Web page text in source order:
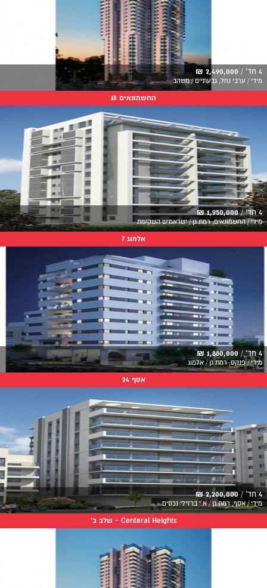
4 חד' / 2,490,000 ₪
מידי / ערבי נחל, גבעתיים / משהב
החשמונאים 18
4 חד' / 1,950,000 ₪
מידי / החשמונאים, רמת גן / ישראמיש השקעות
אלמוג 7
4 חד' / 1,880,000 ₪
מידי / פנקס, רמת גן / אלמוג
אסף 24
4 חד' / 2,200,000 ₪
מידי / אסף, רמת גן / א.י ברזילי נכסים
Centeral Heights - שלב ב'